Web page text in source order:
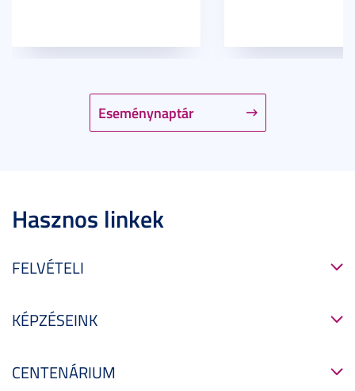
Eseménynaptár
Hasznos linkek
FELVÉTELI
KÉPZÉSEINK
CENTENÁRIUM